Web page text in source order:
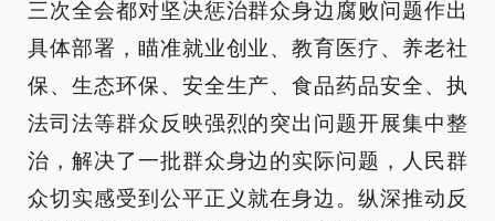
三次全会都对坚决惩治群众身边腐败问题作出
具体部署，瞄准就业创业、教育医疗、养老社
保、生态环保、安全生产、食品药品安全、执
法司法等群众反映强烈的突出问题开展集中整
治，解决了一批群众身边的实际问题，人民群
众切实感受到公平正义就在身边。纵深推动反